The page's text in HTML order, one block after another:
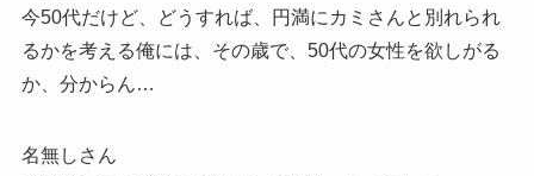
今50代だけど、どうすれば、円満にカミさんと別れられ
るかを考える俺には、その歳で、50代の女性を欲しがる
か、分からん…
名無しさん